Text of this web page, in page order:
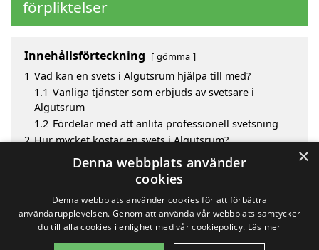
förpliktelser
Innehållsförteckning gömma
1 Vad kan en svets i Algutsrum hjälpa till med?
1.1 Vanliga tjänster som erbjuds av svetsare i
Algutsrum
1.2 Fördelar med att anlita professionell svetsning
2 Hur mycket kostar en svets i Algutsrum?
Fördelar med att välja svets i Algutsrum
Sök efter en skicklig svets i de omgivande städerna
×
Denna webbplats använder
cookies
Denna webbplats använder cookies för att förbättra
användarupplevelsen. Genom att använda vår webbplats samtycker
du till alla cookies i enlighet med vår cookiepolicy. Läs mer